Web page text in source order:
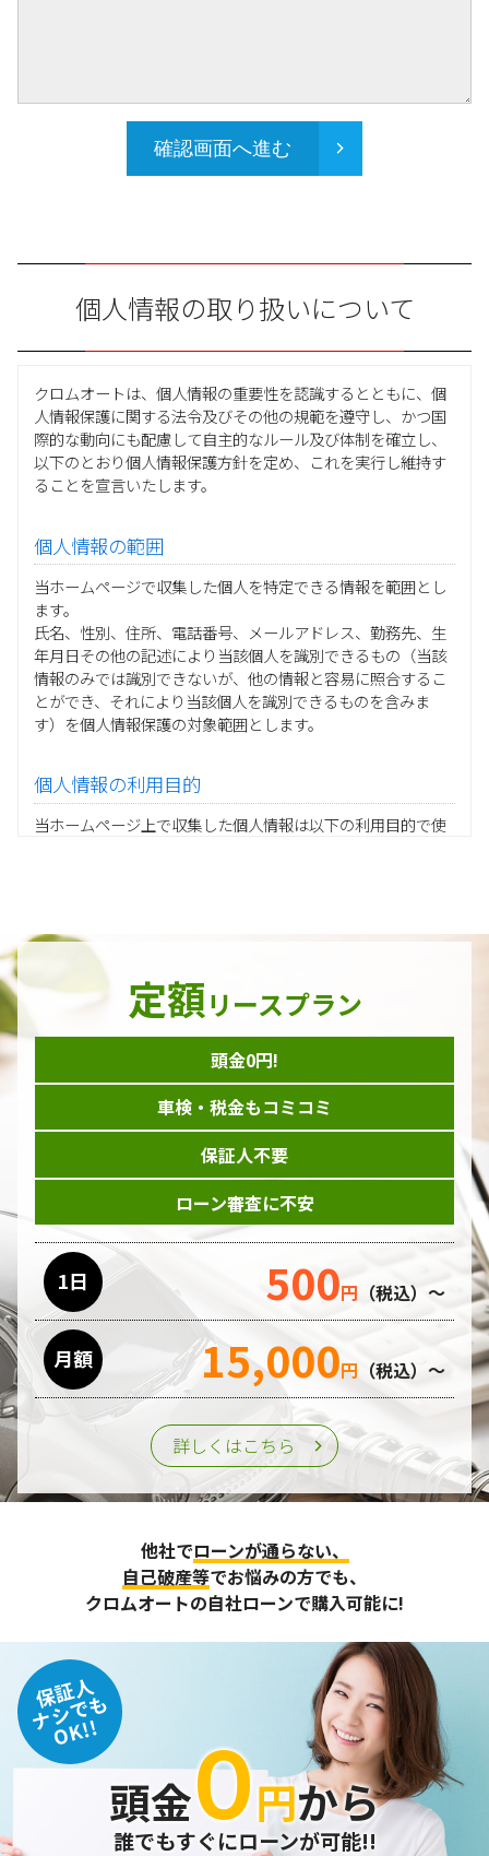
確認画面へ進む
個人情報の取り扱いについて
クロムオートは、個人情報の重要性を認識するとともに、個
人情報保護に関する法令及びその他の規範を遵守し、かつ国
際的な動向にも配慮して自主的なルール及び体制を確立し、
以下のとおり個人情報保護方針を定め、これを実行し維持す
ることを宣言いたします。
個人情報の範囲
当ホームページで収集した個人を特定できる情報を範囲とし
ます。
氏名、性別、住所、電話番号、メールアドレス、勤務先、生
年月日その他の記述により当該個人を識別できるもの（当該
情報のみでは識別できないが、他の情報と容易に照合するこ
とができ、それにより当該個人を識別できるものを含みま
す）を個人情報保護の対象範囲とします。
個人情報の利用目的
当ホームページ上で収集した個人情報は以下の利用目的で使
当グループの業務に従事する協力会社様担当者の識別
当グループ内で共同利用する人事関連システムの運用
ダイレクトメール等を利用したアンケート・キャンペーン
などの意見・情報の調査
当ホームページはサービスに関するお問い合わせやご質問、
資料のご請求や各サービス等のお申し込みなど、当ホームペ
ージのサービス提供過程で、氏名、連絡先、勤務先等の個人
情報を書面、電子媒体、ウェブ等を介して収集致します。
委託先の管理･監督
利用目的の遂行のために業務を委託する場合、個人情報の取
り扱いに関する委託先の適正な管理・監督をおこないます。
第三者への提供
個人情報は、ご本人の同意を得た場合または法令の定めがあ
る場合を除き、第三者に提供することはいたしません。
失、破壊、改ざん及び漏えいなどに対する予防ならびに是正
に努め、合理的な安全対策を講じます。
また、個人情報保護に関する法令およびその他の規範を遵守
するとともに、この方針に基づく個人情報保護規程や体制を
定め、その内容を継続的に見直し、改善に努めます。
個人情報の訂正･削除・開示
ご本人から、登録されている個人情報について訂正・削除・
開示の請求があった場合は、迅速に対応いたします。
当ホームページが保有する個人情報の取り扱い、および訂
正・削除・開示等に関するお問い合わせ先は、以下の通りで
定額リースプラン
頭金0円!
車検・税金もコミコミ
保証人不要
ローン審査に不安
1日 500円 （税込）～
月額 15,000円 （税込）～
詳しくはこちら
他社でローンが通らない、
自己破産等でお悩みの方でも、
クロムオートの自社ローンで購入可能に!
保証人
ナシでも
OK!!
頭金０円から
誰でもすぐにローンが可能!!